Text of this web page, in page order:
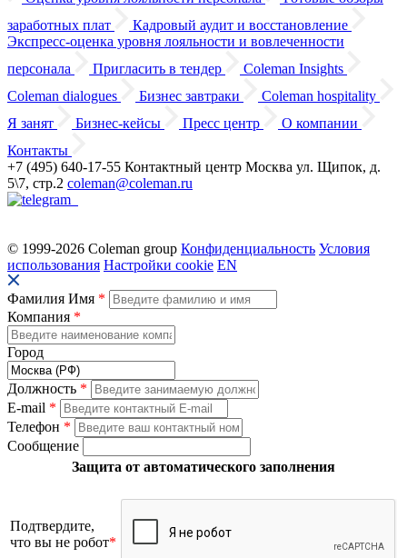
заработных плат
Кадровый аудит и восстановление
Экспресс-оценка уровня лояльности и вовлеченности
персонала
Пригласить в тендер
Coleman Insights
Coleman dialogues
Бизнес завтраки
Coleman hospitality
Я занят
Бизнес-кейсы Пресс центр
О компании
Контакты
+7 (495) 640-17-55 Контактный центр Москва ул. Щипок, д.
5\7, стр.2 coleman@coleman.ru
© 1999-2026 Coleman group Конфиденциальность Условия
использования Настройки cookie EN
Фамилия Имя *
Компания *
Город
Должность *
E-mail *
Телефон *
Сообщение
Защита от автоматического заполнения
Подтвердите,
что вы не робот*